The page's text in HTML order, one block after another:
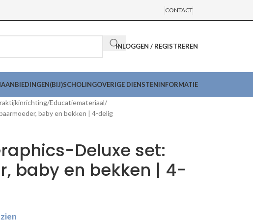
CONTACT
INLOGGEN / REGISTREREN
AANBIEDINGEN(BIJ)SCHOLINGOVERIGE DIENSTENINFORMATIE
Educatiemateriaal
baby en bekken | 4-delig
Deluxe set:
baby en bekken | 4-